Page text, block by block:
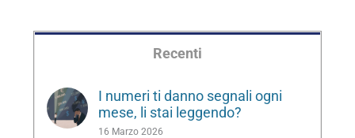
Recenti
I numeri ti danno segnali ogni
mese, li stai leggendo?
16 Marzo 2026